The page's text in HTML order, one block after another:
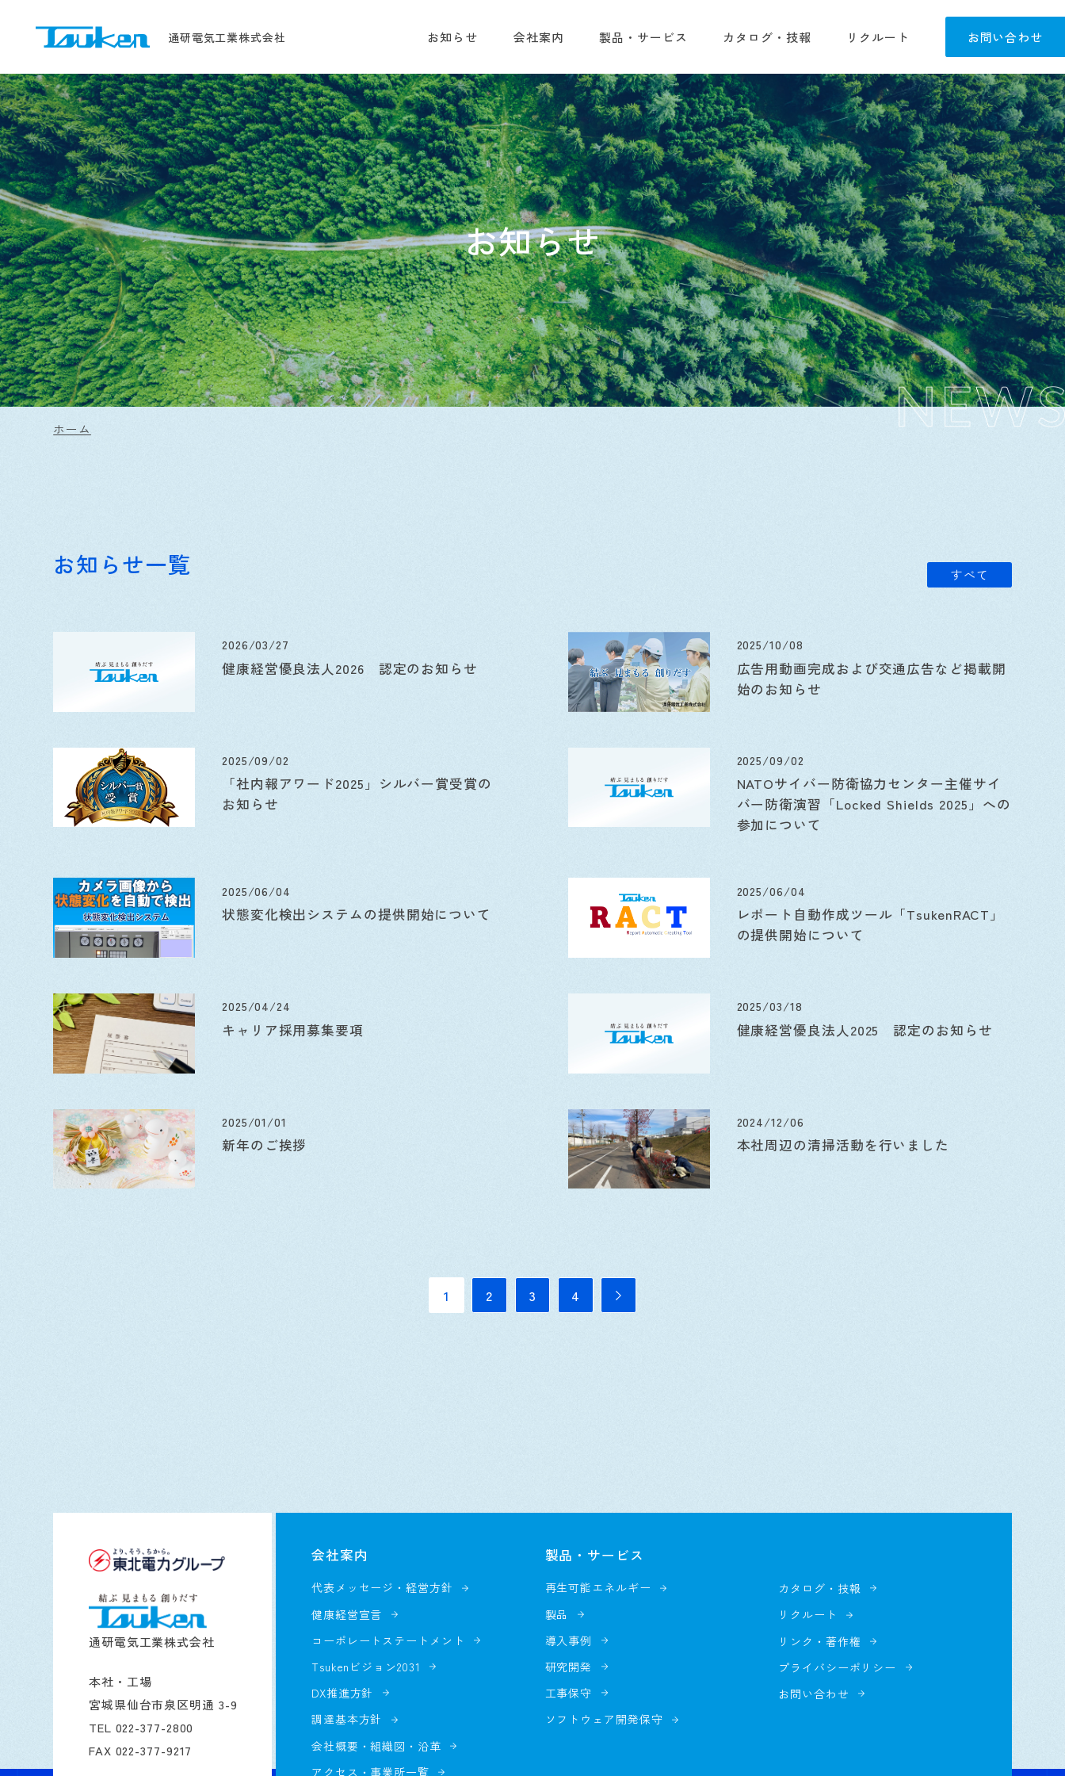
Tsuken
通研電気工業株式会社 お知らせ 会社案内
代表メッセージ・経営方針
健康経営宣言
コーポレートステートメント
Tsukenビジョン2031
DX推進方針
調達基本方針
会社概要・組織図・沿革
アクセス・事業所一覧
一般事業主行動計画・年度会社休日
東北電力グループサステナビリティ方針
東北電力グループ行動指針
東北電力グループ人権方針
製品・サービス
再生可能エネルギー 製品
導入事例 研究開発
工事保守 ソフトウェア開発保守
カタログ・技報 リクルート お問い合わせ
お知らせ
ホーム
お知らせ一覧 すべて
2026/03/27
健康経営優良法人2026 認定のお知らせ
2025/10/08
広告用動画完成および交通広告など掲載開
始のお知らせ
2025/09/02
「社内報アワード2025」シルバー賞受賞の
お知らせ
2025/09/02
NATOサイバー防衛協力センター主催サイ
バー防衛演習「Locked Shields 2025」への
参加について
2025/06/04
状態変化検出システムの提供開始について
2025/06/04
レポート自動作成ツール「TsukenRACT」
の提供開始について
2025/04/24
キャリア採用募集要項
2025/03/18
健康経営優良法人2025 認定のお知らせ
2025/01/01
新年のご挨拶
2024/12/06
本社周辺の清掃活動を行いました
1 2 3 4
通研電気工業株式会社
本社・工場
宮城県仙台市泉区明通 3-9
TEL 022-377-2800
FAX 022-377-9217
会社案内
代表メッセージ・経営方針
健康経営宣言
コーポレートステートメント
Tsukenビジョン2031
DX推進方針
調達基本方針
会社概要・組織図・沿革
アクセス・事業所一覧
製品・サービス
再生可能エネルギー
製品
導入事例
研究開発
工事保守
ソフトウェア開発保守
カタログ・技報
リクルート
リンク・著作権
プライバシーポリシー
お問い合わせ